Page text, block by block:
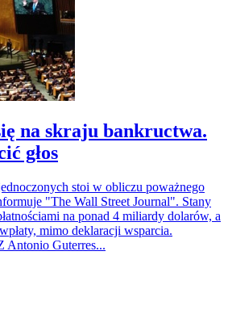
na skraju bankructwa.
głos
stoi w obliczu poważnego
"The Wall Street Journal". Stany
na ponad 4 miliardy dolarów, a
mimo deklaracji wsparcia.
Antonio Guterres...